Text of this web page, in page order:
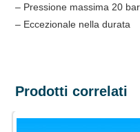
– Pressione massima 20 bar.
– Eccezionale nella durata
Prodotti correlati